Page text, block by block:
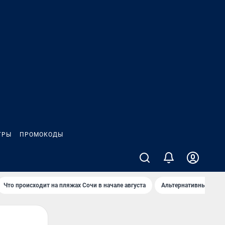
ПРОМОКОДЫ
Что происходит на пляжах Сочи в начале августа Альтернативный